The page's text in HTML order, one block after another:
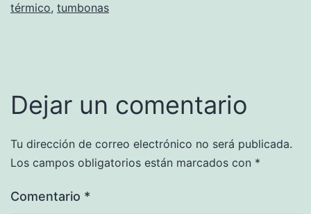
térmico, tumbonas
Dejar un comentario
Tu dirección de correo electrónico no será publicada.
Los campos obligatorios están marcados con *
Comentario *